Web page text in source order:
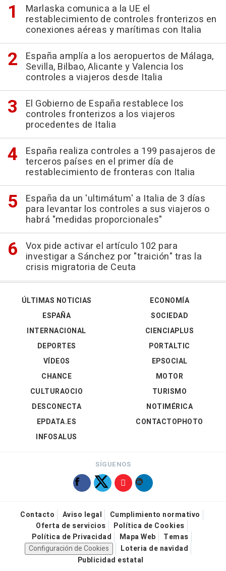
Marlaska comunica a la UE el
restablecimiento de controles fronterizos en
conexiones aéreas y marítimas con Italia
España amplía a los aeropuertos de Málaga,
Sevilla, Bilbao, Alicante y Valencia los
controles a viajeros desde Italia
El Gobierno de España restablece los
controles fronterizos a los viajeros
procedentes de Italia
España realiza controles a 199 pasajeros de
terceros países en el primer día de
restablecimiento de fronteras con Italia
España da un 'ultimátum' a Italia de 3 días
para levantar los controles a sus viajeros o
habrá "medidas proporcionales"
Vox pide activar el artículo 102 para
investigar a Sánchez por "traición" tras la
crisis migratoria de Ceuta
ÚLTIMAS NOTICIAS
ESPAÑA
INTERNACIONAL
DEPORTES
VÍDEOS
ECONOMÍA
SOCIEDAD
CIENCIAPLUS
PORTALTIC
EPSOCIAL
CHANCE
CULTURAOCIO
DESCONECTA
EPDATA.ES
INFOSALUS
MOTOR
TURISMO
NOTIMÉRICA
CONTACTOPHOTO
SÍGUENOS
Contacto Aviso legal
Cumplimiento normativo
Oferta de servicios
Política de Cookies
Política de Privacidad
Mapa Web
Temas
Configuración de Cookies
Loteria de navidad
Publicidad estatal